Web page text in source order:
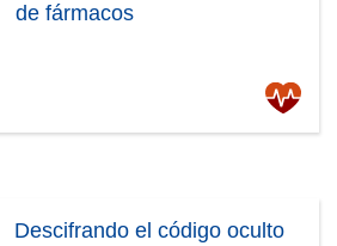
de fármacos
Descifrando el código oculto